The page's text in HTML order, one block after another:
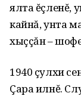
ялта ĕçленĕ,
кайнă, унта
хыççăн –
1940 çулхи
Çара илнĕ.